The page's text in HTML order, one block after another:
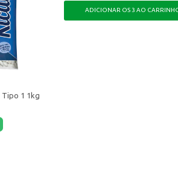
Tipo 1 1kg
ADICIONAR OS 3 AO